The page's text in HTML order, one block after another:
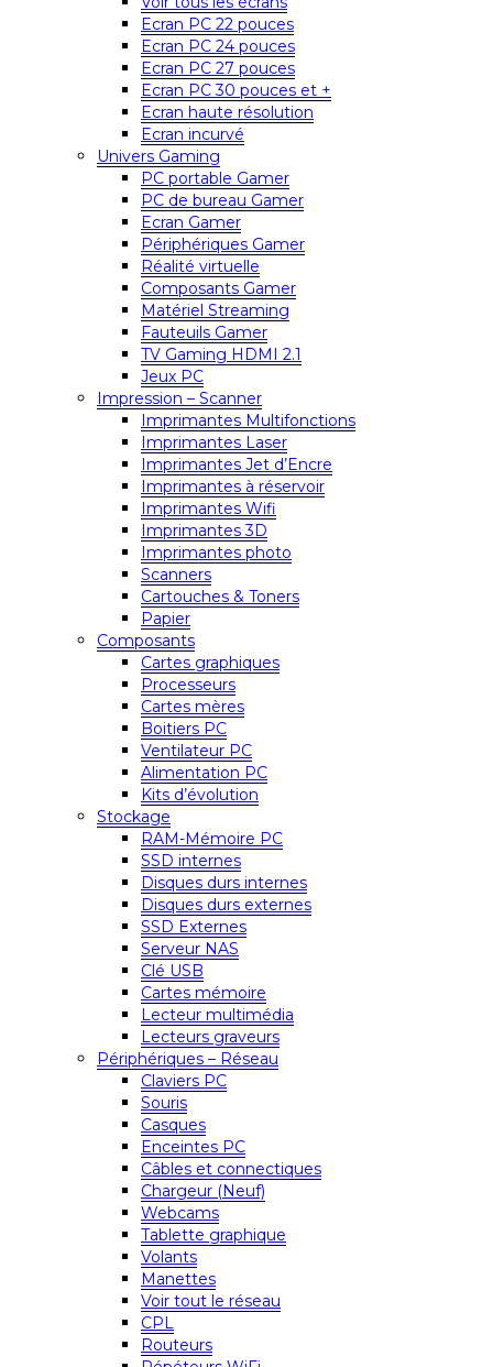
Ecran PC 22 pouces
Ecran PC 24 pouces
Ecran PC 27 pouces
Ecran PC 30 pouces et +
Ecran haute résolution
Ecran incurvé
Univers Gaming
PC portable Gamer
PC de bureau Gamer
Ecran Gamer
Périphériques Gamer
Réalité virtuelle
Composants Gamer
Matériel Streaming
Fauteuils Gamer
TV Gaming HDMI 2.1
Jeux PC
Impression – Scanner
Imprimantes Multifonctions
Imprimantes Laser
Imprimantes Jet d’Encre
Imprimantes à réservoir
Imprimantes Wifi
Imprimantes 3D
Imprimantes photo
Scanners
Cartouches & Toners
Papier
Composants
Cartes graphiques
Processeurs
Cartes mères
Boitiers PC
Ventilateur PC
Alimentation PC
Kits d’évolution
Stockage
RAM-Mémoire PC
SSD internes
Disques durs internes
Disques durs externes
SSD Externes
Serveur NAS
Clé USB
Cartes mémoire
Lecteur multimédia
Lecteurs graveurs
Périphériques – Réseau
Claviers PC
Souris
Casques
Enceintes PC
Câbles et connectiques
Chargeur (Neuf)
Webcams
Tablette graphique
Volants
Manettes
Voir tout le réseau
CPL
Routeurs